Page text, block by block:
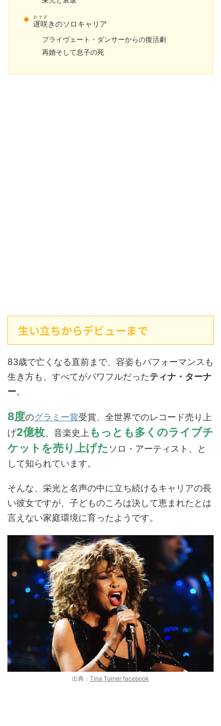
遅咲
おそざ
きのソロキャリア
プライヴェート・ダンサーからの復活劇
再婚そして息子の死
生い立ちからデビューまで
83歳で亡くなる直前まで、容姿もパフォーマンスも
生き方も、すべてがパワフルだったティナ・ターナ
ー。
8度のグラミー賞受賞、全世界でのレコード売り上
げ2億枚、音楽史上 もっとも多くのライブチ
ケットを売り上げた ソロ・アーティスト、と
して知られています。
そんな、栄光と名声の中に立ち続けるキャリアの長
い彼女ですが、子どものころは決して恵まれたとは
言えない家庭環境に育ったようです。
出典： Tina Turner facebook